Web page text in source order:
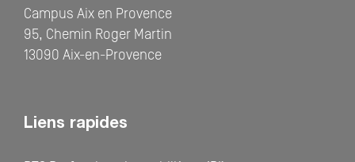
Campus Aix en Provence
95, Chemin Roger Martin
13090 Aix-en-Provence
Liens rapides